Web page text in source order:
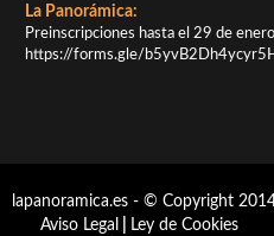
La Panorámica:
Preinscripciones hasta el 29 de
https://forms.gle/
lapanoramica.es - © Copyright
Aviso Legal
Ley de Cookies